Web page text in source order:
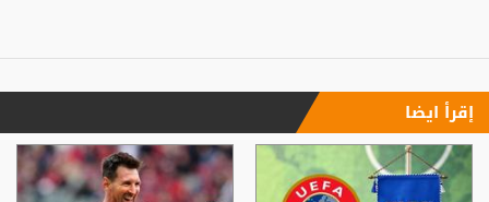
إقرأ ايضا